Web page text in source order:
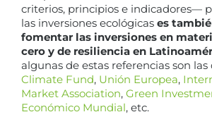
criterios, principios e indicadores—
las inversiones ecológicas es
fomentar las inversiones en
cero y de resiliencia en
algunas de estas referencias son las
Climate Fund, Unión Europea,
Market Association, Green
Económico Mundial, etc.